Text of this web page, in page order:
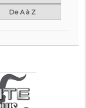
De A à Z